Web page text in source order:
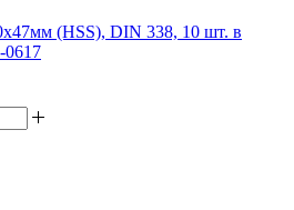
(HSS), DIN 338, 10 шт. в
0617